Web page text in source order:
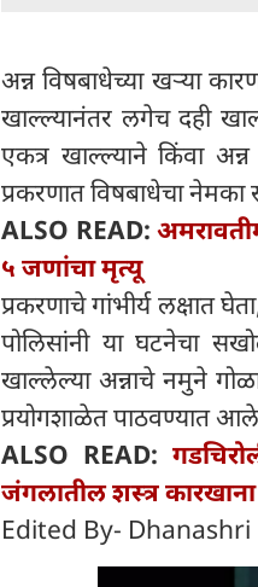
अन्न विषबाधेच्या खऱ्या
खाल्ल्यानंतर लगेच दही
एकत्र खाल्ल्याने किंवा
प्रकरणात विषबाधेचा नेमका
ALSO READ:
५ जणांचा मृत्यू
प्रकरणाचे गांभीर्य लक्षात
पोलिसांनी या घटनेचा
खाल्लेल्या अन्नाचे नमुने
प्रयोगशाळेत पाठवण्यात
ALSO READ:
जंगलातील शस्त्र
Edited By- Dhanashri